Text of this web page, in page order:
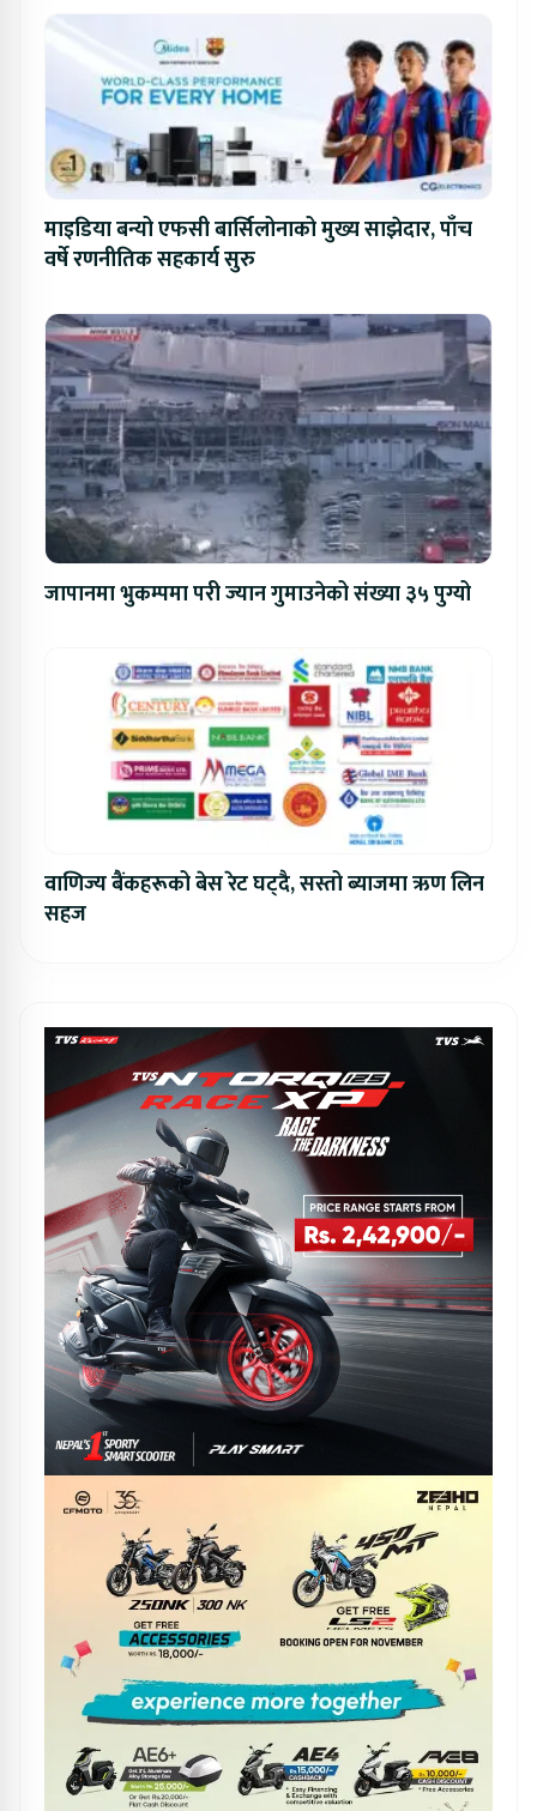
माइडिया बन्यो एफसी बार्सिलोनाको मुख्य साझेदार, पाँच
वर्षे रणनीतिक सहकार्य सुरु
जापानमा भुकम्पमा परी ज्यान गुमाउनेको संख्या ३५ पुग्यो
वाणिज्य बैंकहरूको बेस रेट घट्दै, सस्तो ब्याजमा ऋण लिन
सहज